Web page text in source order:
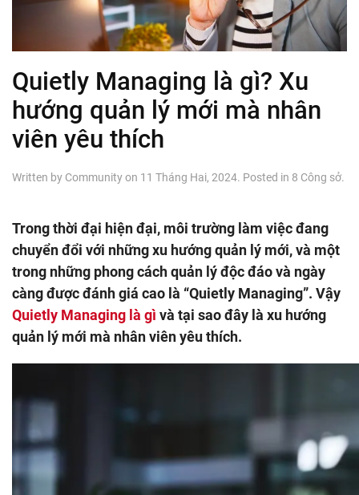
Quietly Managing là gì? Xu
hướng quản lý mới mà nhân
viên yêu thích
Written by Communityon 11 Tháng Hai, 2024. Posted in 8 Công sở.
Trong thời đại hiện đại, môi trường làm việc đang
chuyển đổi với những xu hướng quản lý mới, và một
trong những phong cách quản lý độc đáo và ngày
càng được đánh giá cao là “Quietly Managing”. Vậy
Quietly Managing là gì và tại sao đây là xu hướng
quản lý mới mà nhân viên yêu thích.